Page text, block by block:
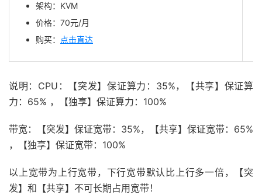
架构：KVM
价格：70元/月
购买：
点击直达
说明：CPU：【突发】保证算力：35%，【共享】保证算
力：65% ，【独享】保证算力：100%
带宽：【突发】保证宽带：35%，【共享】保证宽带：65%
，【独享】保证宽带：100%
以上宽带为上行宽带，下行宽带默认比上行多一倍，【突
发】和【共享】不可长期占用宽带！